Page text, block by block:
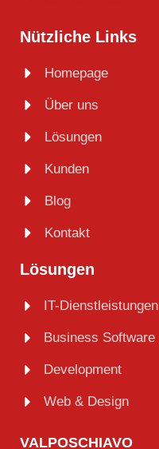
Nützliche Links
Homepage
Über uns
Lösungen
Kunden
Blog
Kontakt
Lösungen
IT-Dienstleistungen
Business Software
Development
Web & Design
VALPOSCHIAVO